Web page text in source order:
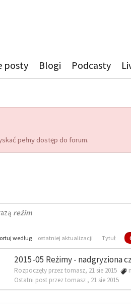
posty Blogi Podcasty
pełny dostęp do forum.
reżim
według ostatniej aktualizacji Tytuł
2015-05 Reżimy - nadgryziona
Rozpoczęty przez tomasz, 21 sie 2015
Ostatni post przez tomasz , 21 sie 2015